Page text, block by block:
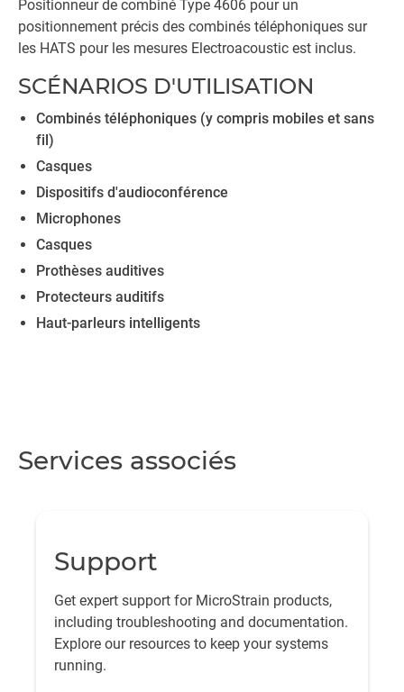
Positionneur de combiné Type 4606 pour un
positionnement précis des combinés téléphoniques sur
les HATS pour les mesures Electroacoustic est inclus.
SCÉNARIOS D'UTILISATION
Combinés téléphoniques (y compris mobiles et sans
fil)
Casques
Dispositifs d'audioconférence
Microphones
Casques
Prothèses auditives
Protecteurs auditifs
Haut-parleurs intelligents
Services associés
Support
Get expert support for MicroStrain products,
including troubleshooting and documentation.
Explore our resources to keep your systems
running.